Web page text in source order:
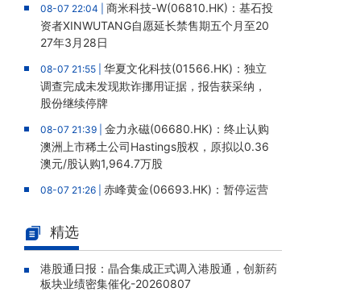
08-07 22:04 | 商米科技-W(06810.HK)：基石投
资者XINWUTANG自愿延长禁售期五个月至20
27年3月28日
08-07 21:55 | 华夏文化科技(01566.HK)：独立
调查完成未发现欺诈挪用证据，报告获采纳，
股份继续停牌
08-07 21:39 | 金力永磁(06680.HK)：终止认购
澳洲上市稀土公司Hastings股权，原拟以0.36
澳元/股认购1,964.7万股
08-07 21:26 | 赤峰黄金(06693.HK)：暂停运营
人民币5,406万元
08-07 20:07 |灵宝黄金(03330.HK)：新疆哈巴
河勘查取得重大进展，保有金金属量由13.20吨
跃升至53.94吨
精选
港股通日报：晶合集成正式调入港股通，创新药
板块业绩密集催化-20260807